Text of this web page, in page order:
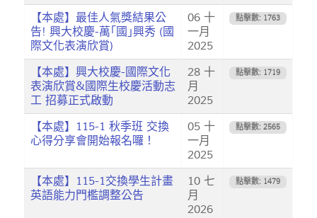
【本處】最佳人氣獎結果公
告! 興大校慶-萬｢國｣興秀 (國
際文化表演欣賞)
06 十
一月
2025
點擊數: 1763
【本處】興大校慶-國際文化
表演欣賞&國際生校慶活動志
工 招募正式啟動
28 十
月
2025
點擊數: 1719
【本處】115-1 秋季班 交換
心得分享會開始報名囉！
05 十
一月
2025
點擊數: 2565
【本處】115-1交換學生計畫
英語能力門檻調整公告
10 七
月
2026
點擊數: 1479